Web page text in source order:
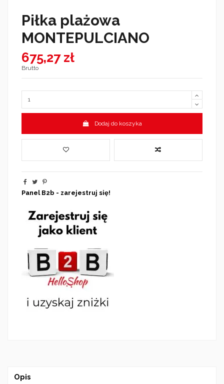
Piłka plażowa
MONTEPULCIANO
675,27 zł
Brutto
Dodaj do koszyka
Panel B2b - zarejestruj się!
Opis